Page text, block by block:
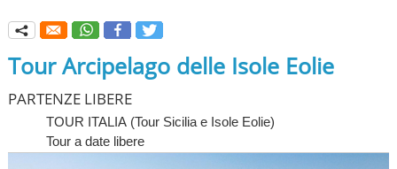
q
Tour Arcipelago delle Isole Eolie
PARTENZE LIBERE
TOUR ITALIA(Tour Sicilia e Isole Eolie)
Tour a date libere